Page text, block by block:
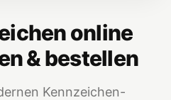
online
& bestellen
Kennzeichen-